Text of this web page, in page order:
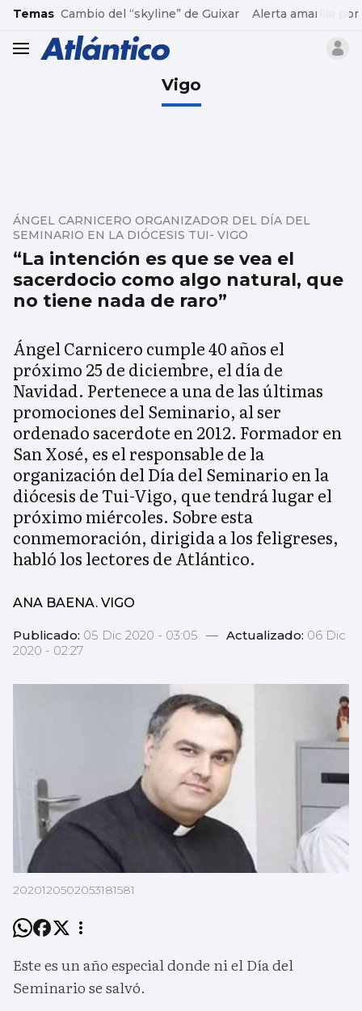
common.go-to-content
Temas Cambio del “skyline” de Guixar Alerta amarilla por
header.menu.open
Vigo
“La intención es que se vea el
sacerdocio como algo natural, que
no tiene nada de raro”
ÁNGEL CARNICERO ORGANIZADOR DEL DÍA DEL
SEMINARIO EN LA DIÓCESIS TUI- VIGO
Ángel Carnicero cumple 40 años el
próximo 25 de diciembre, el día de
Navidad. Pertenece a una de las últimas
promociones del Seminario, al ser
ordenado sacerdote en 2012. Formador en
San Xosé, es el responsable de la
organización del Día del Seminario en la
diócesis de Tui-Vigo, que tendrá lugar el
próximo miércoles. Sobre esta
conmemoración, dirigida a los feligreses,
habló los lectores de Atlántico.
ANA BAENA. VIGO
Publicado: 05 Dic 2020 - 03:05 — Actualizado: 06 Dic
2020 - 02:27
2020120502053181581
Este es un año especial donde ni el Día del
Seminario se salvó.